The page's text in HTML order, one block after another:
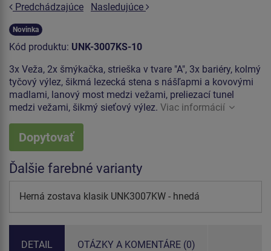
Predchádzajúce
Nasledujúce
Novinka
Kód produktu: UNK-3007KS-10
3x Veža, 2x šmýkačka, strieška v tvare "A", 3x bariéry, kolmý
tyčový výlez, šikmá lezecká stena s nášľapmi a kovovými
madlami, lanový most medzi vežami, preliezací tunel
medzi vežami, šikmý sieťový výlez. Viac informácií
Dopytovať
Ďalšie farebné varianty
Herná zostava klasik UNK3007KW - hnedá
DETAIL OTÁZKY A KOMENTÁRE (0)